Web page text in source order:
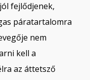
fejlődjenek,
páratartalomra
nem
kell a
az áttetsző